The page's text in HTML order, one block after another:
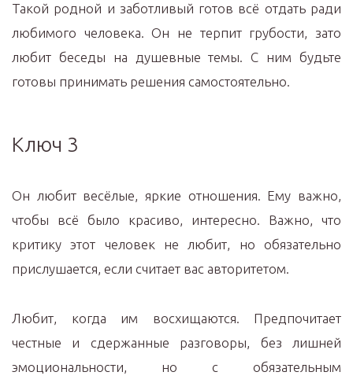
Такой родной и заботливый готов всё отдать ради
любимого человека. Он не терпит грубости, зато
любит беседы на душевные темы. С ним будьте
готовы принимать решения самостоятельно.
Ключ 3
Он любит весёлые, яркие отношения. Ему важно,
чтобы всё было красиво, интересно. Важно, что
критику этот человек не любит, но обязательно
прислушается, если считает вас авторитетом.
Любит, когда им восхищаются. Предпочитает
честные и сдержанные разговоры, без лишней
эмоциональности, но с обязательным